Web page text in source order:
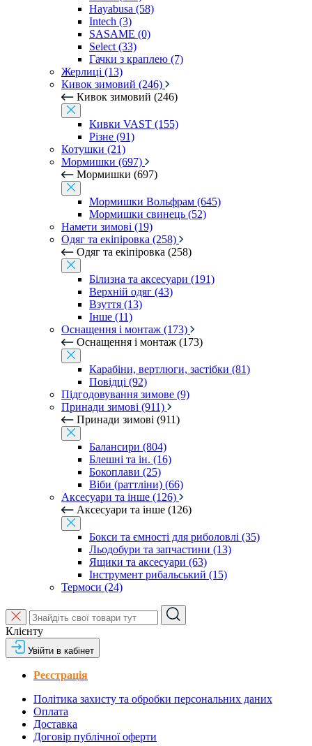
Hayabusa (58)
Intech (3)
SASAME (0)
Select (33)
Гачки з краплею (7)
Жерлиці (13)
Кивок зимовий (246)
Кивок зимовий (246)
Кивки VAST (155)
Різне (91)
Котушки (21)
Мормишки (697)
Мормишки (697)
Мормишки Вольфрам (645)
Мормишки свинець (52)
Намети зимові (19)
Одяг та екіпіровка (258)
Одяг та екіпіровка (258)
Білизна та аксесуари (191)
Верхній одяг (43)
Взуття (13)
Інше (11)
Оснащення і монтаж (173)
Оснащення і монтаж (173)
Карабіни, вертлюги, застібки (81)
Повідці (92)
Підгодовування зимове (9)
Принади зимові (911)
Принади зимові (911)
Балансири (804)
Блешні та ін. (16)
Бокоплави (25)
Віби (раттліни) (66)
Аксесуари та інше (126)
Аксесуари та інше (126)
Бокси та ємності для риболовлі (35)
Льодобури та запчастини (13)
Ящики та аксесуари (63)
Інструмент рибальський (15)
Термоси (24)
Клієнту
Увійти в кабінет
Реєстрація
Політика захисту та обробки персональних даних
Оплата
Доставка
Договір публічної оферти